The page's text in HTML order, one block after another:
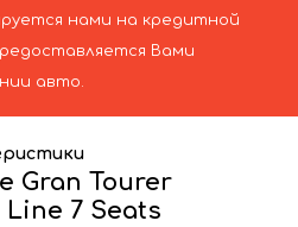
нами на кредитной
Вами
авто.
Gran Tourer
7 Seats